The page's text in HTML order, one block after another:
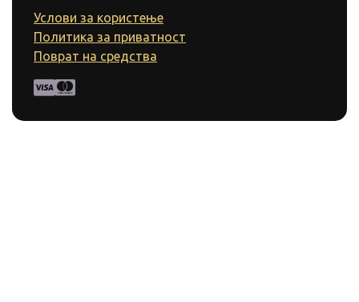
Услови за користење
Политика за приватност
Поврат на средства